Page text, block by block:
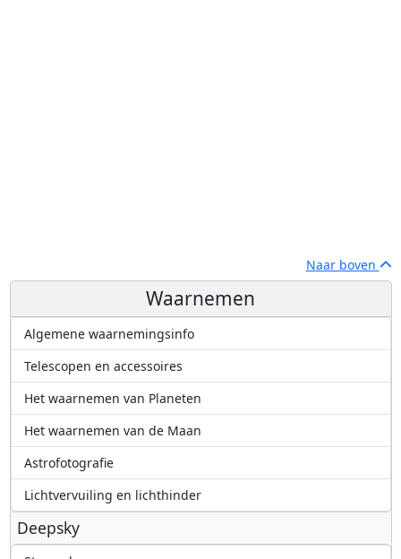
Naar boven
Waarnemen
Algemene waarnemingsinfo
Telescopen en accessoires
Het waarnemen van Planeten
Het waarnemen van de Maan
Astrofotografie
Lichtvervuiling en lichthinder
Deepsky